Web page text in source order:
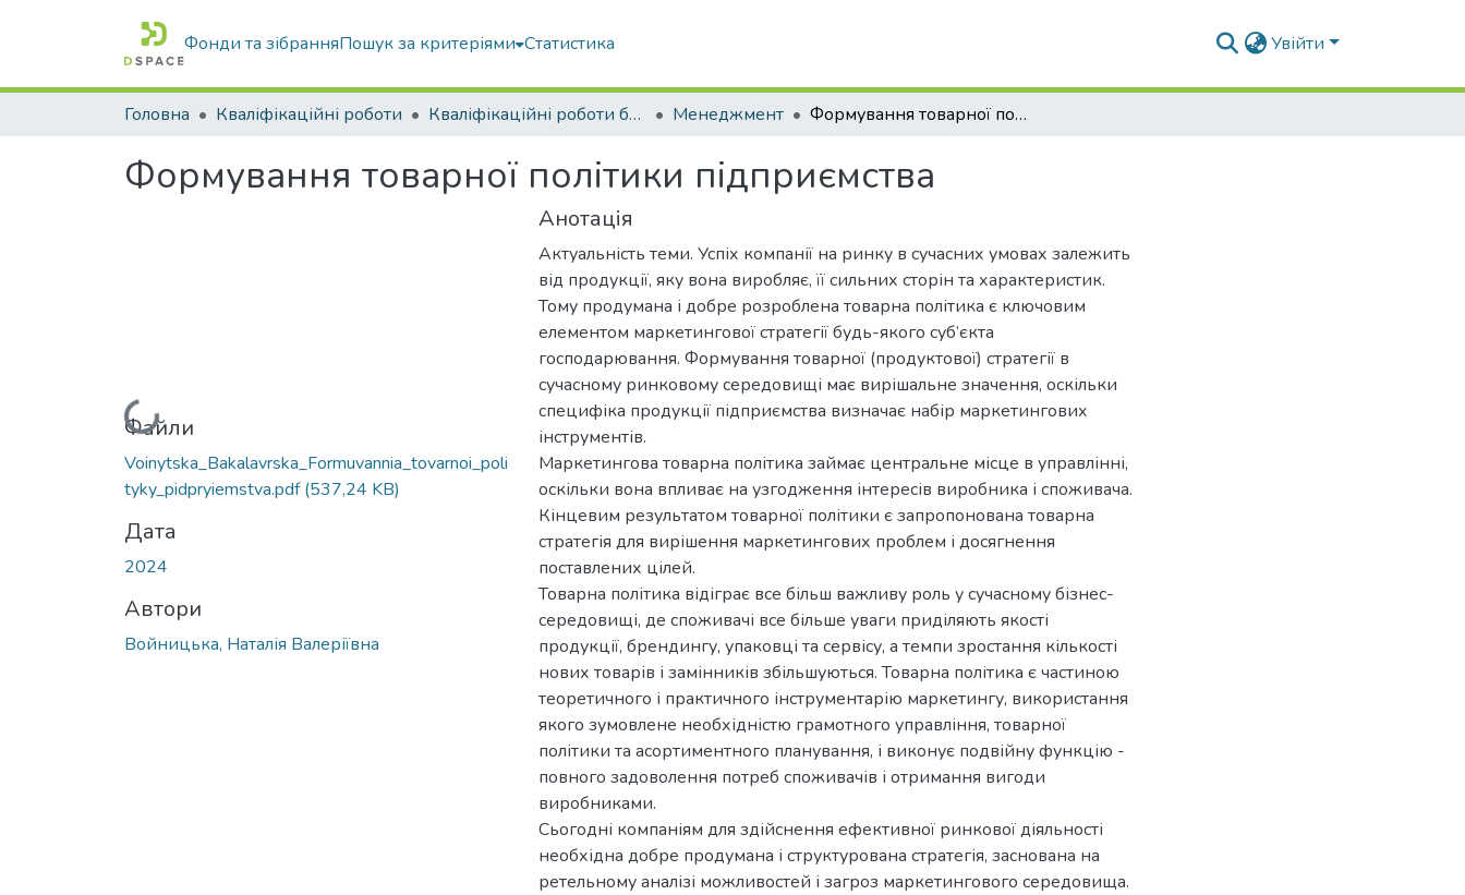
Фонди та зібранняПошук за критеріями Статистика Увійти
Головна Кваліфікаційні роботи Кваліфікаційні роботи бакалаврів Менеджмент Формування товарної політики підприємства
Формування товарної політики підприємства
Вантажиться...Файли
Voinytska_Bakalavrska_Formuvannia_tovarnoi_poli
tyky_pidpryiemstva.pdf(537,24 KB)
Дата
2024
Автори
Войницька, Наталія Валеріївна
Анотація
Актуальність теми. Успіх компанії на ринку в сучасних умовах залежить
від продукції, яку вона виробляє, її сильних сторін та характеристик.
Тому продумана і добре розроблена товарна політика є ключовим
елементом маркетингової стратегії будь-якого суб’єкта
господарювання. Формування товарної (продуктової) стратегії в
сучасному ринковому середовищі має вирішальне значення, оскільки
специфіка продукції підприємства визначає набір маркетингових
інструментів.
Маркетингова товарна політика займає центральне місце в управлінні,
оскільки вона впливає на узгодження інтересів виробника і споживача.
Кінцевим результатом товарної політики є запропонована товарна
стратегія для вирішення маркетингових проблем і досягнення
поставлених цілей.
Товарна політика відіграє все більш важливу роль у сучасному бізнес-
середовищі, де споживачі все більше уваги приділяють якості
продукції, брендингу, упаковці та сервісу, а темпи зростання кількості
нових товарів і замінників збільшуються. Товарна політика є частиною
теоретичного і практичного інструментарію маркетингу, використання
якого зумовлене необхідністю грамотного управління, товарної
політики та асортиментного планування, і виконує подвійну функцію -
повного задоволення потреб споживачів і отримання вигоди
виробниками.
Сьогодні компаніям для здійснення ефективної ринкової діяльності
необхідна добре продумана і структурована стратегія, заснована на
ретельному аналізі можливостей і загроз маркетингового середовища.